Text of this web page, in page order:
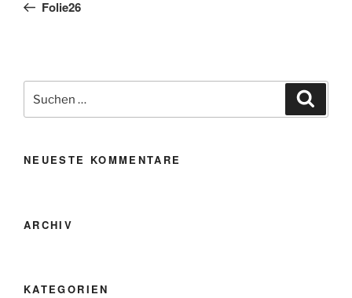
Folie26
nach:
NEUESTE KOMMENTARE
ARCHIV
KATEGORIEN